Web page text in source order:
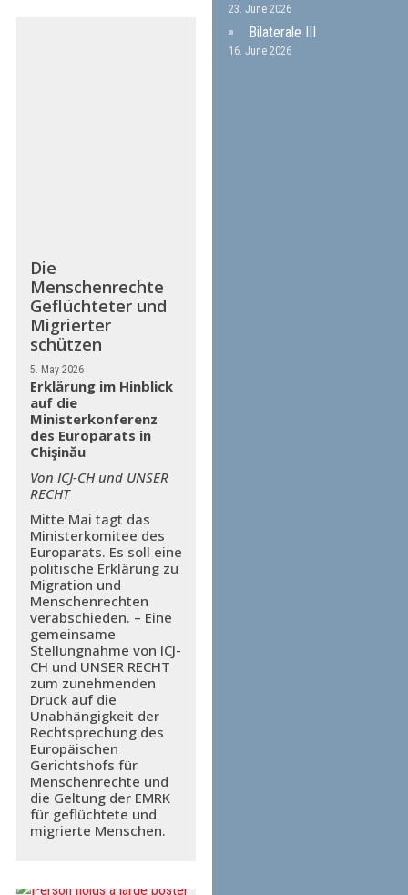
Die
Menschenrechte
Geflüchteter und
Migrierter
schützen
5. May 2026
Erklärung im Hinblick
auf die
Ministerkonferenz
des Europarats in
Chişinău
Von ICJ-CH und UNSER
RECHT
Mitte Mai tagt das
Ministerkomitee des
Europarats. Es soll eine
politische Erklärung zu
Migration und
Menschenrechten
verabschieden. – Eine
gemeinsame
Stellungnahme von ICJ-
CH und UNSER RECHT
zum zunehmenden
Druck auf die
Unabhängigkeit der
Rechtsprechung des
Europäischen
Gerichtshofs für
Menschenrechte und
die Geltung der EMRK
für geflüchtete und
migrierte Menschen.
23. June 2026
Bilaterale III
16. June 2026